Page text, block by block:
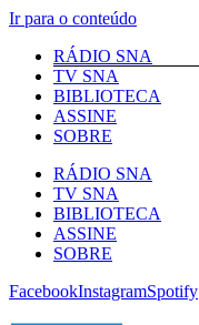
Ir para o conteúdo
RÁDIO SNA
TV SNA
BIBLIOTECA
ASSINE
SOBRE
RÁDIO SNA
TV SNA
BIBLIOTECA
ASSINE
SOBRE
FacebookInstagramSpotify